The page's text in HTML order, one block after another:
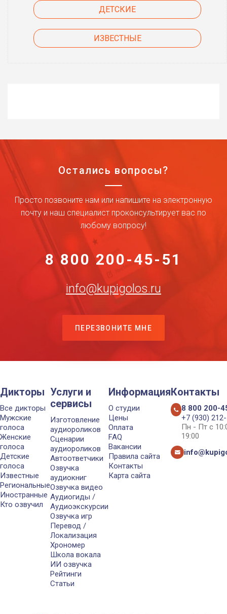
ДЕТСКИЕ
ИЗВЕСТНЫЕ
Остались вопросы?
Просто позвоните нам или напишите на электронную
почту и наш специалист проконсультирует вас по
любому вопросу!
8 800 200-45-51
info@kupigolos.ru
ПЕРЕЗВОНИТЕ МНЕ
Дикторы
Все дикторы
Мужские
голоса
Женские
голоса
Детские
голоса
Известные
Региональные
Иностранные
Кто озвучил
Услуги и
сервисы
Изготовление
аудиороликов
Сценарии
аудиороликов
Автоответчики
Озвучка
аудиокниг
Озвучка видео
Аудиогиды /
Аудиоэкскурсии
Озвучка игр
Перевод /
Локализация
Хрономер
Школа вокала
ИИ озвучка
Рейтинги
Статьи
Информация
О студии
Цены
Оплата
FAQ
Вакансии
Правила сайта
Контакты
Карта сайта
Контакты
8 800 200-
+7 (930)
Пн - Пт с
19:00